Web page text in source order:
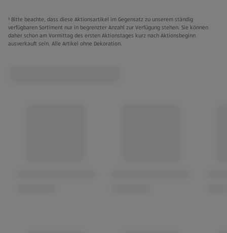
¹ Bitte beachte, dass diese Aktionsartikel im Gegensatz zu unserem ständig
verfügbaren Sortiment nur in begrenzter Anzahl zur Verfügung stehen. Sie können
daher schon am Vormittag des ersten Aktionstages kurz nach Aktionsbeginn
ausverkauft sein. Alle Artikel ohne Dekoration.